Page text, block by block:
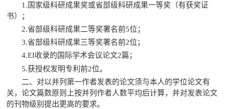
1. 国家级科研成果奖或省部级科研成果一等奖（有获奖证
书）；
2.省部级科研成果二等奖署名前5位；
3.省部级科研成果三等奖署名前2位；
4.EI收录的国际学术会议论文2篇；
5.获授权发明专利前2位。
二、对以并列第一作者发表的论文须与本人的学位论文有
关，论文篇数原则上按并列作者人数平均后计算，并对发表论文
的刊物级别提出更高的要求。